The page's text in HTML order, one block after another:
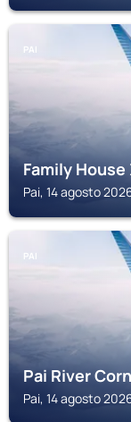
PAI
Family
Pai, 14 agosto
PAI
Pai River
Pai, 14 agosto